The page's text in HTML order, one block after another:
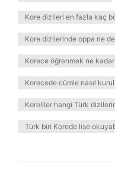
Kore dizileri en fazla kaç
Kore dizilerinde oppa ne
Korece öğrenmek ne
Korecede cümle nasıl
Koreliler hangi Türk
Türk biri Korede lise